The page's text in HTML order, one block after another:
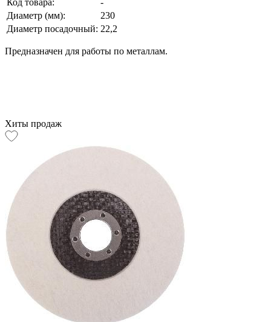
Диаметр (мм):
230
Диаметр посадочный: 22,2
Предназначен для работы по металлам.
Хиты продаж